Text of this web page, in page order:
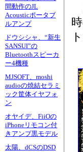
間動作のJL
Acousticポータブ
ルアンプ
ドウシシャ、“新生
SANSUI”の
Bluetoothスピーカ
ー4機種
MJSOFT、moshi
audioの焼結セラミ
ック筐体イヤフォ
ン
オヤイデ、FiiOの
iPhoneリモコン付
きアンプ黒モデル
太陽、dCSのDSD